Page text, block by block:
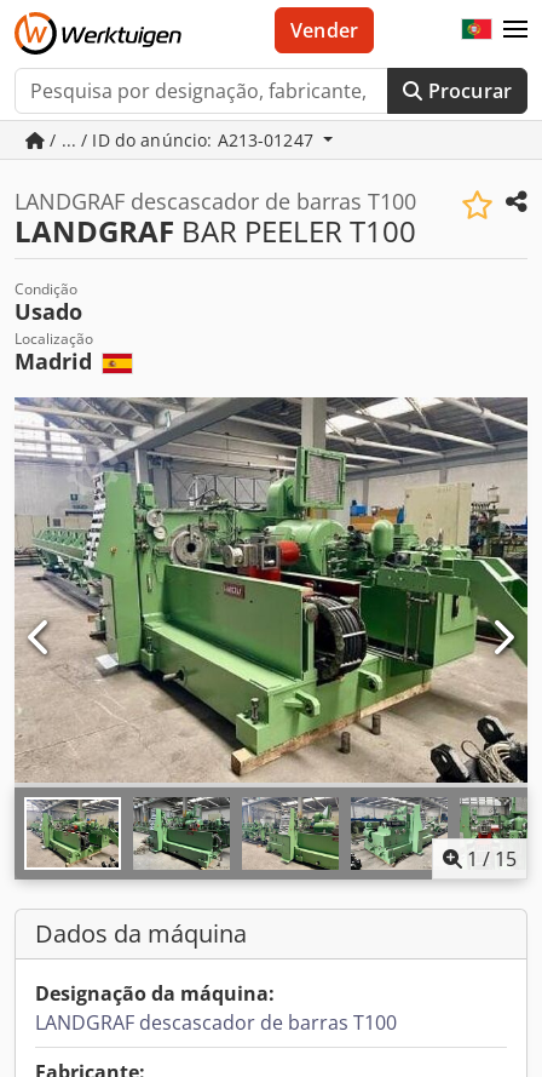
Procurar
Vender
/ ... / ID do anúncio: A213-01247
LANDGRAF descascador de barras T100
LANDGRAF BAR PEELER T100
Condição
Usado
Localização
Madrid
1 / 15
Dados da máquina
Designação da máquina:
LANDGRAF descascador de barras T100